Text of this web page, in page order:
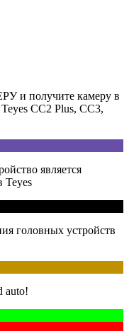
и получите камеру в
CC2 Plus, CC3,
является
Teyes
головных устройств
auto!